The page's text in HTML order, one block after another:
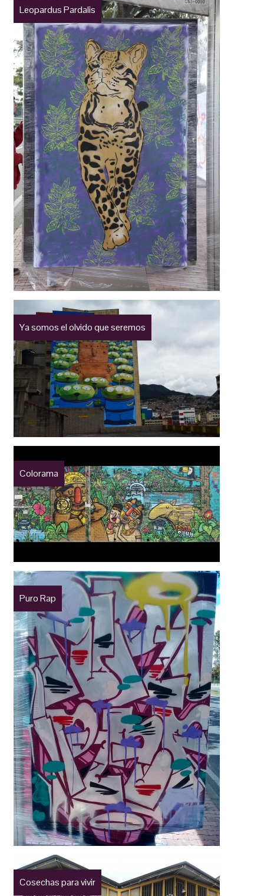
Leopardus Pardalis
Ya somos el olvido que seremos
Colorama
Puro Rap
Cosechas para vivir